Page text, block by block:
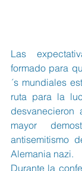
Las
formado para
´s mundiales
ruta para la
desvanecieron
mayor
antisemitismo
Alemania nazi.
Durante la